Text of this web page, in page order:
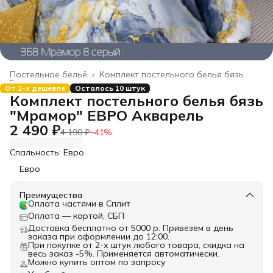
Комплект постельного белья бязь
Постельное бельё ›
Главная ›
От 2-х дешевле Осталось 10 штук
Комплект постельного белья бязь
"Мрамор" ЕВРО Акварель
2 490 ₽4 190 ₽−41%
Спальность: Евро
Евро
Преимущества
Оплата частями в Сплит
Оплата — картой, СБП
Доставка бесплатно от 5000 р. Привезем в день
заказа при оформлении до 12:00.
При покупке от 2-х штук любого товара, скидка на
весь заказ -5%. Применяется автоматически.
Можно купить оптом по запросу